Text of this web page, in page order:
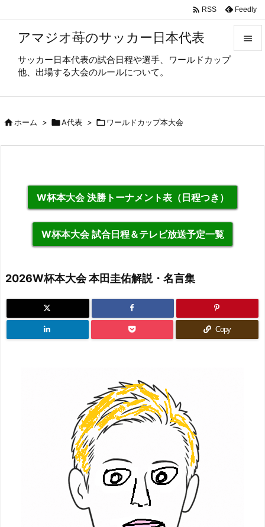
アマジオ苺のサッカー日本代表
サッカー日本代表の試合日程や選手、ワールドカップ
他、出場する大会のルールについて。


 RSS Feedly
ホーム > A代表 > ワールドカップ本大会
W杯本大会 決勝トーナメント表（日程つき）
W杯本大会 試合日程＆テレビ放送予定一覧
2026W杯本大会 本田圭佑解説・名言集
Copy